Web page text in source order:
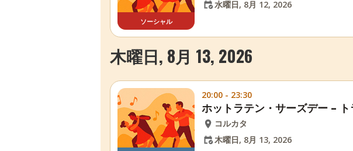
ソーシャル
水曜日, 8月 12, 2026
木曜日, 8月 13, 2026
20:00 - 23:30
ホットラテン・サーズデー –
コルカタ
木曜日, 8月 13, 2026